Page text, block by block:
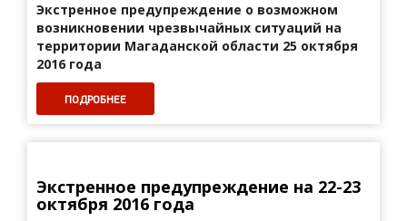
Экстренное предупреждение о возможном
возникновении чрезвычайных ситуаций на
территории Магаданской области 25 октября
2016 года
ПОДРОБНЕЕ
Экстренное предупреждение на 22-23
октября 2016 года